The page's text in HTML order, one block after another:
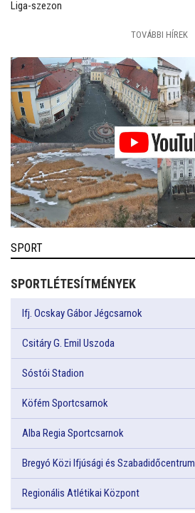
Liga-szezon
TOVÁBBI HÍREK
SPORT
SPORTLÉTESÍTMÉNYEK
Ifj. Ocskay Gábor Jégcsarnok
Csitáry G. Emil Uszoda
Sóstói Stadion
Köfém Sportcsarnok
Alba Regia Sportcsarnok
Bregyó Közi Ifjúsági és Szabadidőcentrum
Regionális Atlétikai Központ